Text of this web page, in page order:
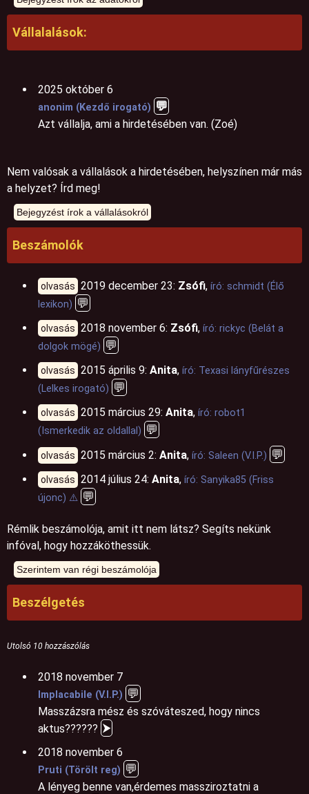
Vállalalások:
2025 október 6
anonim (Kezdő irogató) 💬️
Azt vállalja, ami a hirdetésében van. (Zoé)
Nem valósak a vállalások a hirdetésében, helyszínen már más
a helyzet? Írd meg!
Beszámolók
olvasás 2019 december 23: Zsófi, író: schmidt (Élő
lexikon) 💬
olvasás 2018 november 6: Zsófi, író: rickyc (Belát a
dolgok mögé) 💬
olvasás 2015 április 9: Anita, író: Texasi lányfűrészes
(Lelkes irogató) 💬
olvasás 2015 március 29: Anita, író: robot1
(Ismerkedik az oldallal) 💬
olvasás 2015 március 2: Anita, író: Saleen (V.I.P.) 💬
olvasás 2014 július 24: Anita, író: Sanyika85 (Friss
újonc) ⚠️ 💬
Rémlik beszámolója, amit itt nem látsz? Segíts nekünk
infóval, hogy hozzáköthessük.
Beszélgetés
Utolsó 10 hozzászólás
2018 november 7
Implacabile (V.I.P.) 💬
Masszázsra mész és szóváteszed, hogy nincs
aktus?????? ⮞
2018 november 6
Pruti (Törölt reg) 💬
A lényeg benne van,érdemes massziroztatni a